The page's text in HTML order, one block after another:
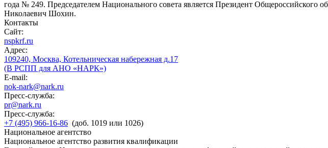
года № 249. Председателем Национального совета является Президент
Николаевич Шохин.
Контакты
Сайт:
nspkrf.ru
Адрес:
109240, Москва, Котельническая набережная д.17
(В РСПП для АНО «НАРК»)
E-mail:
nok-nark@nark.ru
Пресс-служба:
pr@nark.ru
Пресс-служба:
+7 (495) 966-16-86 (доб. 1019 или 1026)
Национальное агентство
Национальное агентство развития квалификации